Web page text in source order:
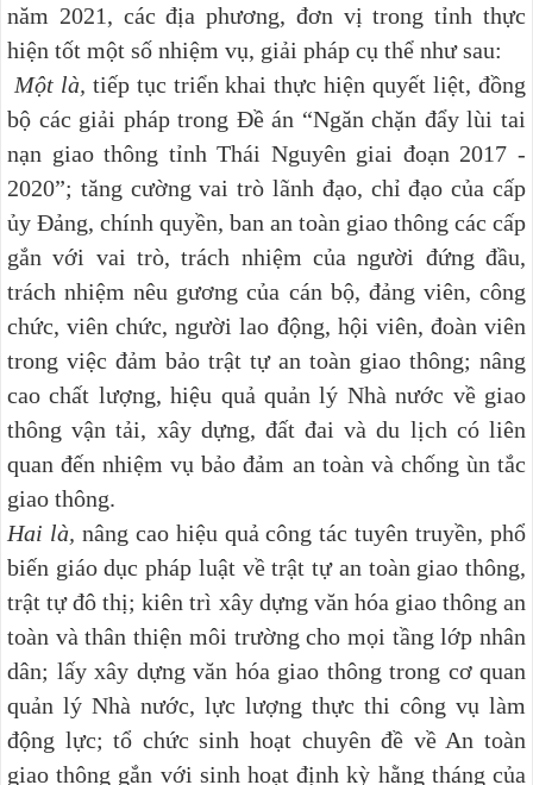
năm 2021, các địa phương, đơn vị trong tỉnh thực
hiện tốt một số nhiệm vụ, giải pháp cụ thể như sau:
Một là, tiếp tục triển khai thực hiện quyết liệt, đồng
bộ các giải pháp trong Đề án “Ngăn chặn đẩy lùi tai
nạn giao thông tỉnh Thái Nguyên giai đoạn 2017 -
2020”; tăng cường vai trò lãnh đạo, chỉ đạo của cấp
ủy Đảng, chính quyền, ban an toàn giao thông các cấp
gắn với vai trò, trách nhiệm của người đứng đầu,
trách nhiệm nêu gương của cán bộ, đảng viên, công
chức, viên chức, người lao động, hội viên, đoàn viên
trong việc đảm bảo trật tự an toàn giao thông; nâng
cao chất lượng, hiệu quả quản lý Nhà nước về giao
thông vận tải, xây dựng, đất đai và du lịch có liên
quan đến nhiệm vụ bảo đảm an toàn và chống ùn tắc
giao thông.
Hai là, nâng cao hiệu quả công tác tuyên truyền, phổ
biến giáo dục pháp luật về trật tự an toàn giao thông,
trật tự đô thị; kiên trì xây dựng văn hóa giao thông an
toàn và thân thiện môi trường cho mọi tầng lớp nhân
dân; lấy xây dựng văn hóa giao thông trong cơ quan
quản lý Nhà nước, lực lượng thực thi công vụ làm
động lực; tổ chức sinh hoạt chuyên đề về An toàn
giao thông gắn với sinh hoạt định kỳ hằng tháng của